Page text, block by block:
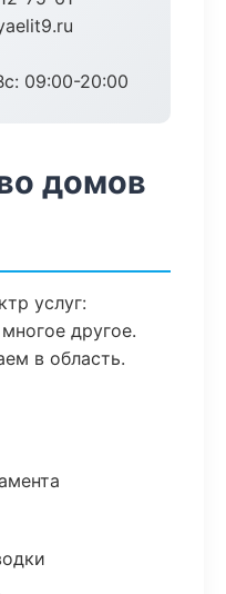
09:00-20:00
домов
услуг:
другое.
в область.